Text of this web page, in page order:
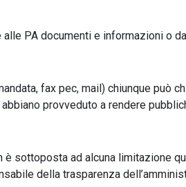
alle PA documenti e informazioni o
fax pec, mail) chiunque può
provveduto a rendere
sottoposta ad alcuna limitazione
della trasparenza